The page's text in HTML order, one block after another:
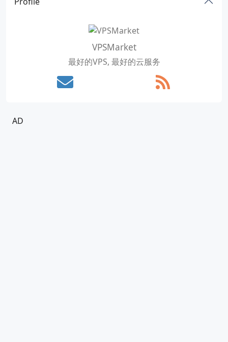
VPSMarket
最好的VPS, 最好的云服务
AD